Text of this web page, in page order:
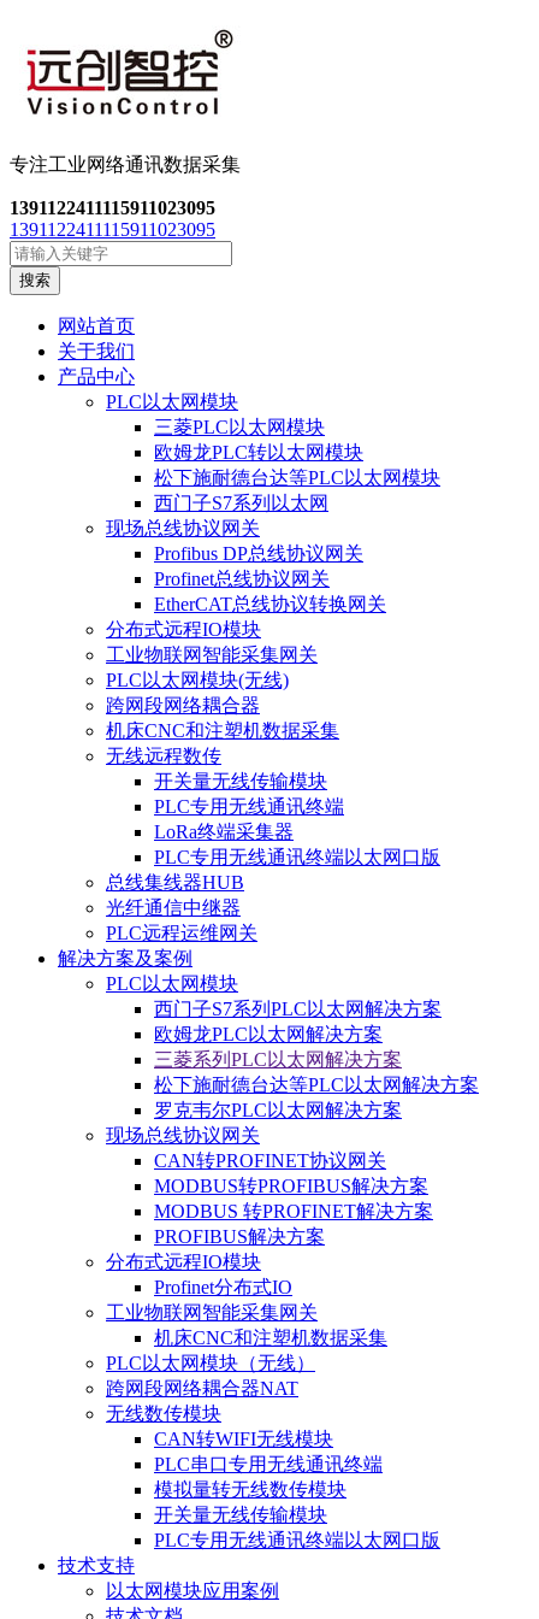
专注工业网络通讯数据采集
1391122411115911023095
1391122411115911023095
搜索
网站首页
关于我们
产品中心
PLC以太网模块
三菱PLC以太网模块
欧姆龙PLC转以太网模块
松下施耐德台达等PLC以太网模块
西门子S7系列以太网
现场总线协议网关
Profibus DP总线协议网关
Profinet总线协议网关
EtherCAT总线协议转换网关
分布式远程IO模块
工业物联网智能采集网关
PLC以太网模块(无线)
跨网段网络耦合器
机床CNC和注塑机数据采集
无线远程数传
开关量无线传输模块
PLC专用无线通讯终端
LoRa终端采集器
PLC专用无线通讯终端以太网口版
总线集线器HUB
光纤通信中继器
PLC远程运维网关
解决方案及案例
PLC以太网模块
西门子S7系列PLC以太网解决方案
欧姆龙PLC以太网解决方案
三菱系列PLC以太网解决方案
松下施耐德台达等PLC以太网解决方案
罗克韦尔PLC以太网解决方案
现场总线协议网关
CAN转PROFINET协议网关
MODBUS转PROFIBUS解决方案
MODBUS 转PROFINET解决方案
PROFIBUS解决方案
分布式远程IO模块
Profinet分布式IO
工业物联网智能采集网关
机床CNC和注塑机数据采集
PLC以太网模块（无线）
跨网段网络耦合器NAT
无线数传模块
CAN转WIFI无线模块
PLC串口专用无线通讯终端
模拟量转无线数传模块
开关量无线传输模块
PLC专用无线通讯终端以太网口版
技术支持
以太网模块应用案例